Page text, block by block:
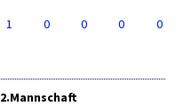
1 0 0 0 0
2.Mannschaft